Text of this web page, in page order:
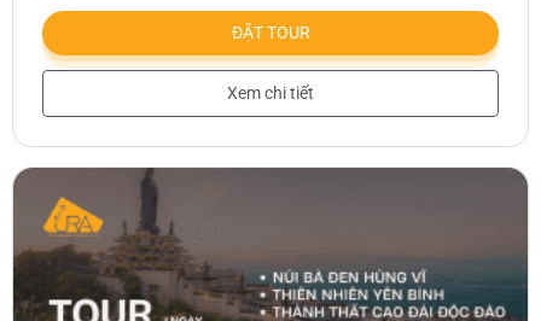
ĐẶT TOUR
Xem chi tiết